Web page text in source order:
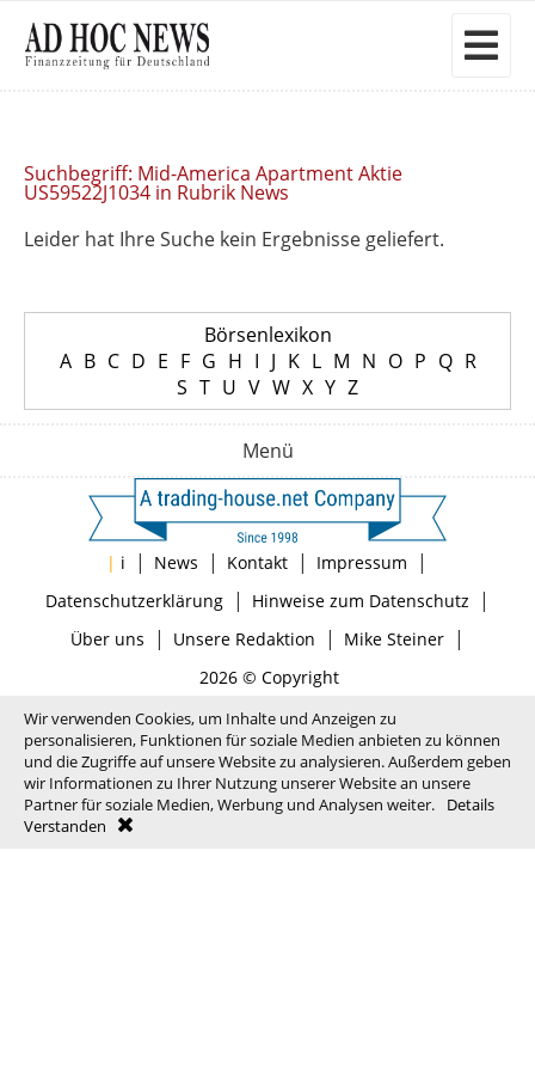
Suchbegriff: Mid-America Apartment Aktie
US59522J1034 in Rubrik News
Leider hat Ihre Suche kein Ergebnisse geliefert.
Börsenlexikon
A B C D E F G H I J K L M N O P Q R
S T U V W X Y Z
Menü
| i | News | Kontakt | Impressum |
Datenschutzerklärung| Hinweise zum Datenschutz |
Über uns | Unsere Redaktion | Mike Steiner|
2026 © Copyright
Wir verwenden Cookies, um Inhalte und Anzeigen zu
personalisieren, Funktionen für soziale Medien anbieten zu können
und die Zugriffe auf unsere Website zu analysieren. Außerdem geben
wir Informationen zu Ihrer Nutzung unserer Website an unsere
Partner für soziale Medien, Werbung und Analysen weiter.
Details
Verstanden